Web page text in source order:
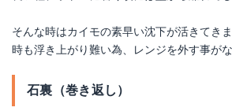
そんな時はカイモの素早い沈下が活きてき
時も浮き上がり難い為、レンジを外す事がな
石裏（巻き返し）